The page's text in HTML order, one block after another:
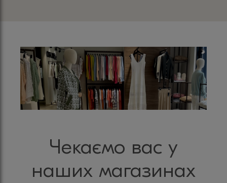
Чекаємо вас у
наших магазинах